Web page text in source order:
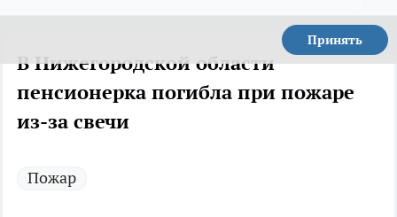
Принять
В Нижегородской области
пенсионерка погибла при пожаре
из-за свечи
Пожар